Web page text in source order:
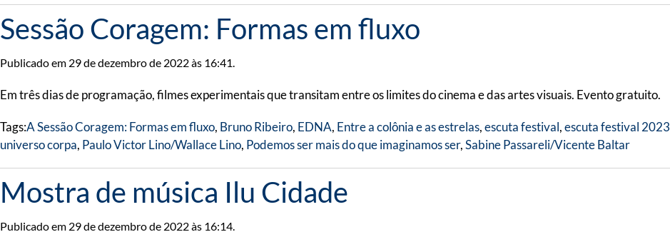
Sessão Coragem: Formas em fluxo
Publicado em 29 de dezembro de 2022 às 16:41.
Em três dias de programação, filmes experimentais que transitam entre os limites do cinema e das artes visuais. Evento gratuito.
Tags:A Sessão Coragem: Formas em fluxo, Bruno Ribeiro, EDNA, Entre a colônia e as estrelas,escuta festival,escuta festival 2023
universo corpa, Paulo Victor Lino/Wallace Lino, Podemos ser mais do que imaginamos ser,Sabine Passareli/Vicente Baltar
Mostra de música Ilu Cidade
Publicado em 29 de dezembro de 2022 às 16:14.